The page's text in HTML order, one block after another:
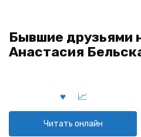
Бывшие друзьями
Анастасия
Читать онлайн